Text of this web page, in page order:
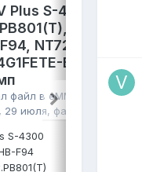
Plus S-4300,
NT72690,
B041,
файл в eMMC, NAND
, 29 июля, файл
S-4300
F94